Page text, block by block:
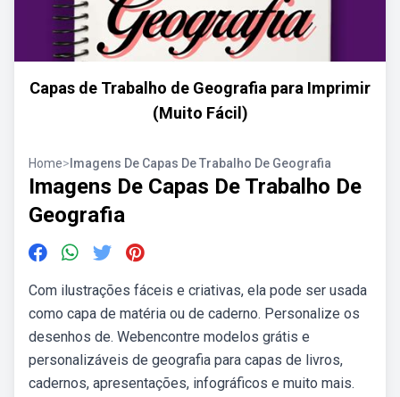
Capas de Trabalho de Geografia para Imprimir
(Muito Fácil)
Home> Imagens De Capas De Trabalho De Geografia
Imagens De Capas De Trabalho De
Geografia
Com ilustrações fáceis e criativas, ela pode ser usada
como capa de matéria ou de caderno. Personalize os
desenhos de. Webencontre modelos grátis e
personalizáveis de geografia para capas de livros,
cadernos, apresentações, infográficos e muito mais.